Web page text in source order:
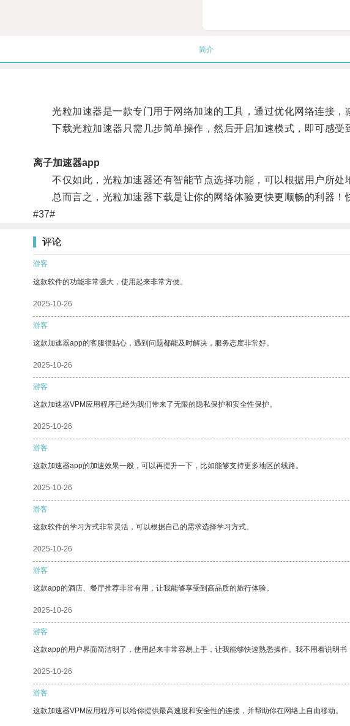
简介
光粒加速器是一款专门用于网络加速的工具，通过优化网络连接，
下载光粒加速器只需几步简单操作，然后开启加速模式，即可感受
离子加速器app
不仅如此，光粒加速器还有智能节点选择功能，可以根据用户所处
总而言之，光粒加速器下载是让你的网络体验更快更顺畅的利器！
#37#
评论
游客
这款软件的功能非常强大，使用起来非常方便。
2025-10-26
游客
这款加速器app的客服很贴心，遇到问题都能及时解决，服务态度非常好。
2025-10-26
游客
这款加速器VPM应用程序已经为我们带来了无限的隐私保护和安全性保护。
2025-10-26
游客
这款加速器app的加速效果一般，可以再提升一下，比如能够支持更多地区的线路。
2025-10-26
游客
这款软件的学习方式非常灵活，可以根据自己的需求选择学习方式。
2025-10-26
游客
这款app的酒店、餐厅推荐非常有用，让我能够享受到高品质的旅行体验。
2025-10-26
游客
这款app的用户界面简洁明了，使用起来非常容易上手，让我能够快速熟悉操作。我不用看说明书
2025-10-26
游客
这款加速器VPM应用程序可以给你提供最高速度和安全性的连接，并帮助你在网络上自由移动。